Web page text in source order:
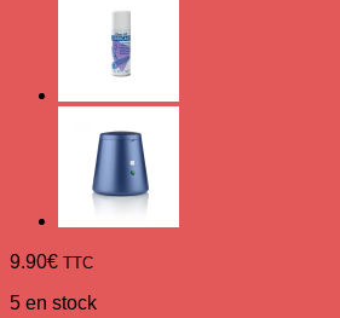
9.90€ TTC
5 en stock